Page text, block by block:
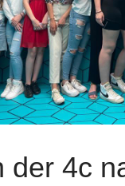
der 4c